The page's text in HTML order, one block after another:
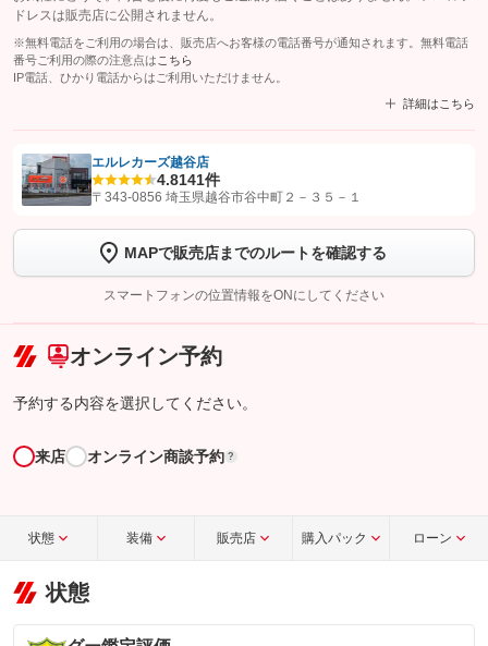
ドレスは販売店に公開されません。
※無料電話をご利用の場合は、販売店へお客様の電話番号が通知されます。無料電話
番号ご利用の際の注意点は こちら
IP電話、ひかり電話からはご利用いただけません。
詳細はこちら
【STEP1】認証画面でグーネットを友だち追加してから「許可する」ボタンを押
トーク画面で
ボタンをタップして問い合わせを
完了してください。
こちら
エルレカーズ越谷店
4.8141件
〒343-0856 埼玉県越谷市谷中町２－３５－１
MAPで販売店までのルートを確認する
スマートフォンの位置情報をONにしてください
オンライン予約
予約する内容を選択してください。
来店 オンライン商談予約 ?
状態 装備 販売店 購入パック ローン
状態